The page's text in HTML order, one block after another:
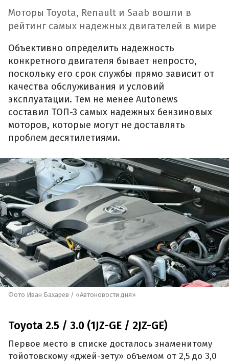
Моторы Toyota, Renault и Saab вошли в
рейтинг самых надежных двигателей в мире
Объективно определить надежность
конкретного двигателя бывает непросто,
поскольку его срок службы прямо зависит от
качества обслуживания и условий
эксплуатации. Тем не менее Autonews
составил ТОП-3 самых надежных бензиновых
моторов, которые могут не доставлять
проблем десятилетиями.
Фото Иван Бахарев / «Автоновости дня»
Toyota 2.5 / 3.0 (1JZ-GE / 2JZ-GE)
Первое место в списке досталось знаменитому
тойотовскому «джей-зету» объемом от 2,5 до 3,0